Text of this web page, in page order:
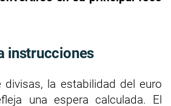
instrucciones
la estabilidad del euro
una espera calculada. El